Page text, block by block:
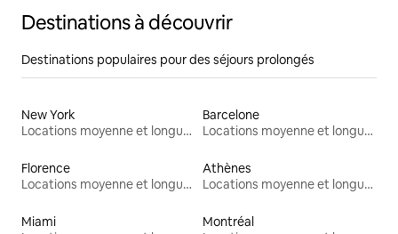
Destinations à découvrir
Destinations populaires pour des séjours prolongés
New York
Locations moyenne et longue durée
Barcelone
Locations moyenne et longue durée
Florence
Locations moyenne et longue durée
Athènes
Locations moyenne et longue durée
Miami
Montréal